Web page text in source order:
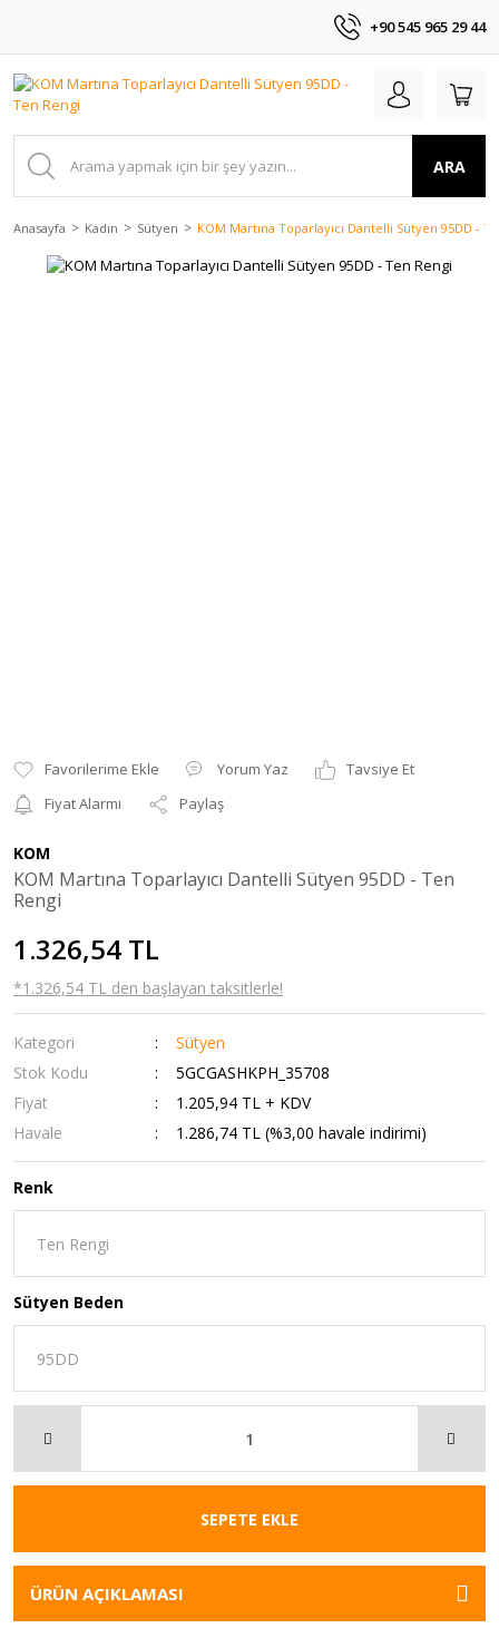
+90 545 965 29 44
ARA
Anasayfa Kadın Sütyen KOM Martına Toparlayıcı Dantelli Sütyen 95DD -
Yorum Yaz
Tavsiye Et
Fiyat Alarmı
Paylaş
KOM
KOM Martına Toparlayıcı Dantelli Sütyen 95DD - Ten
Rengi
1.326,54 TL
*1.326,54 TL den başlayan taksitlerle!
Kategori
Sütyen
Stok Kodu
5GCGASHKPH_35708
Fiyat
1.205,94 TL + KDV
Havale
1.286,74 TL (%3,00 havale indirimi)
Renk
Sütyen Beden
SEPETE EKLE
ÜRÜN AÇIKLAMASI